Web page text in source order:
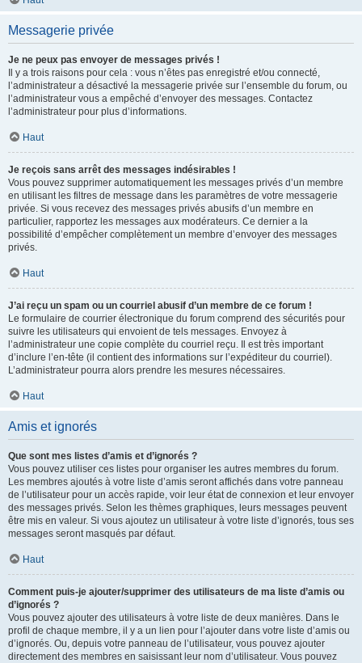
Messagerie privée
Je ne peux pas envoyer de messages privés !
Il y a trois raisons pour cela : vous n’êtes pas enregistré et/ou connecté,
l’administrateur a désactivé la messagerie privée sur l’ensemble du forum, ou
l’administrateur vous a empêché d’envoyer des messages. Contactez
l’administrateur pour plus d’informations.
Haut
Je reçois sans arrêt des messages indésirables !
Vous pouvez supprimer automatiquement les messages privés d’un membre
en utilisant les filtres de message dans les paramètres de votre messagerie
privée. Si vous recevez des messages privés abusifs d’un membre en
particulier, rapportez les messages aux modérateurs. Ce dernier a la
possibilité d’empêcher complètement un membre d’envoyer des messages
privés.
Haut
J’ai reçu un spam ou un courriel abusif d’un membre de ce forum !
Le formulaire de courrier électronique du forum comprend des sécurités pour
suivre les utilisateurs qui envoient de tels messages. Envoyez à
l’administrateur une copie complète du courriel reçu. Il est très important
d’inclure l’en-tête (il contient des informations sur l’expéditeur du courriel).
L’administrateur pourra alors prendre les mesures nécessaires.
Haut
Amis et ignorés
Que sont mes listes d’amis et d’ignorés ?
Vous pouvez utiliser ces listes pour organiser les autres membres du forum.
Les membres ajoutés à votre liste d’amis seront affichés dans votre panneau
de l’utilisateur pour un accès rapide, voir leur état de connexion et leur envoyer
des messages privés. Selon les thèmes graphiques, leurs messages peuvent
être mis en valeur. Si vous ajoutez un utilisateur à votre liste d’ignorés, tous ses
messages seront masqués par défaut.
Haut
Comment puis-je ajouter/supprimer des utilisateurs de ma liste d’amis ou
d’ignorés ?
Vous pouvez ajouter des utilisateurs à votre liste de deux manières. Dans le
profil de chaque membre, il y a un lien pour l’ajouter dans votre liste d’amis ou
d’ignorés. Ou, depuis votre panneau de l’utilisateur, vous pouvez ajouter
directement des membres en saisissant leur nom d’utilisateur. Vous pouvez